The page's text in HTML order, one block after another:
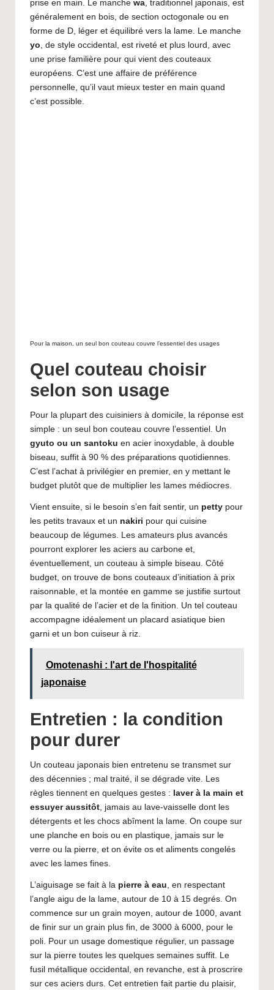
prise en main. Le manche wa , traditionnel japonais, est
généralement en bois, de section octogonale ou en
forme de D, léger et équilibré vers la lame. Le manche
yo , de style occidental, est riveté et plus lourd, avec
une prise familière pour qui vient des couteaux
européens. C’est une affaire de préférence
personnelle, qu’il vaut mieux tester en main quand
c’est possible.
Pour la maison, un seul bon couteau couvre l’essentiel des usages
Quel couteau choisir
selon son usage
Pour la plupart des cuisiniers à domicile, la réponse est
simple : un seul bon couteau couvre l’essentiel. Un
gyuto ou un santoku en acier inoxydable, à double
biseau, suffit à 90 % des préparations quotidiennes.
C’est l’achat à privilégier en premier, en y mettant le
budget plutôt que de multiplier les lames médiocres.
Vient ensuite, si le besoin s’en fait sentir, un petty pour
les petits travaux et un nakiri pour qui cuisine
beaucoup de légumes. Les amateurs plus avancés
pourront explorer les aciers au carbone et,
éventuellement, un couteau à simple biseau. Côté
budget, on trouve de bons couteaux d’initiation à prix
raisonnable, et la montée en gamme se justifie surtout
par la qualité de l’acier et de la finition. Un tel couteau
accompagne idéalement un placard asiatique bien
garni et un bon cuiseur à riz.
Omotenashi : l'art de l'hospitalité
japonaise
Entretien : la condition
pour durer
Un couteau japonais bien entretenu se transmet sur
des décennies ; mal traité, il se dégrade vite. Les
règles tiennent en quelques gestes : laver à la main et
essuyer aussitôt, jamais au lave-vaisselle dont les
détergents et les chocs abîment la lame. On coupe sur
une planche en bois ou en plastique, jamais sur le
verre ou la pierre, et on évite os et aliments congelés
avec les lames fines.
L’aiguisage se fait à la pierre à eau, en respectant
l’angle aigu de la lame, autour de 10 à 15 degrés. On
commence sur un grain moyen, autour de 1000, avant
de finir sur un grain plus fin, de 3000 à 6000, pour le
poli. Pour un usage domestique régulier, un passage
sur la pierre toutes les quelques semaines suffit. Le
fusil métallique occidental, en revanche, est à proscrire
sur ces aciers durs. Cet entretien fait partie du plaisir,